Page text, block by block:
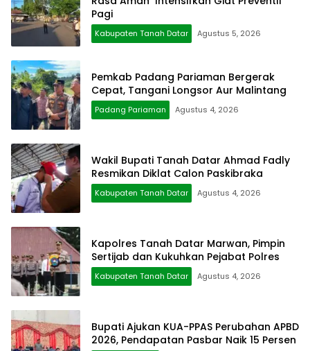
Pagi
Kabupaten Tanah Datar Agustus 5, 2026
Pemkab Padang Pariaman Bergerak
Cepat, Tangani Longsor Aur Malintang
Padang Pariaman Agustus 4, 2026
Wakil Bupati Tanah Datar Ahmad Fadly
Resmikan Diklat Calon Paskibraka
Kabupaten Tanah Datar Agustus 4, 2026
Kapolres Tanah Datar Marwan, Pimpin
Sertijab dan Kukuhkan Pejabat Polres
Kabupaten Tanah Datar Agustus 4, 2026
Bupati Ajukan KUA-PPAS Perubahan APBD
2026, Pendapatan Pasbar Naik 15 Persen